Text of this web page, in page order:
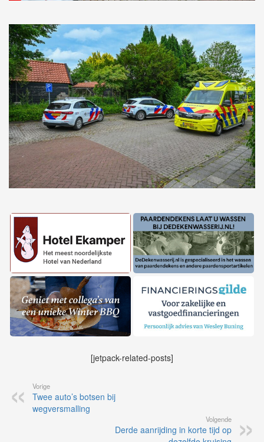
[jetpack-related-posts]
Vorige
Twee auto’s botsen bij
wegversmalling
Volgende
Derde aanrijding in korte tijd op